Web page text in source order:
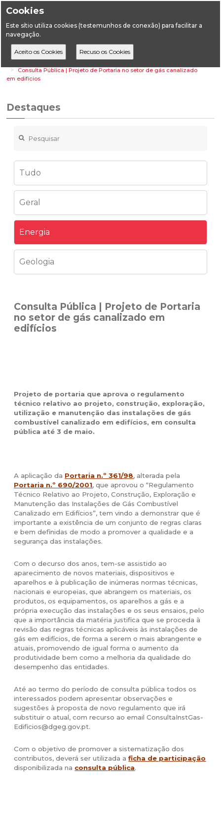
Cookies
Este sítio utiliza cookies (testemunhos de conexão) para facilitar a
navegação.
HomeDestaques
Energia
Consulta Pública | Projeto de Portaria no setor de gás canalizado
em edifícios
Destaques
Tudo
Geral
Energia
Geologia
Consulta Pública | Projeto de Portaria
no setor de gás canalizado em
edifícios
Projeto de portaria que aprova o regulamento
técnico relativo ao projeto, construção, exploração,
utilização e manutenção das instalações de gás
combustível canalizado em edifícios, em consulta
pública até 3 de maio.
A aplicação da Portaria n.º 361/98, alterada pela
Portaria n.º 690/2001, que aprovou o “Regulamento
Técnico Relativo ao Projeto, Construção, Exploração e
Manutenção das Instalações de Gás Combustível
Canalizado em Edifícios”, tem vindo a demonstrar que é
importante a existência de um conjunto de regras claras
e bem definidas de modo a promover a qualidade e a
segurança das instalações.
Com o decurso dos anos, tem-se assistido ao
aparecimento de novos materiais, dispositivos e
aparelhos e à publicação de inúmeras normas técnicas,
nacionais e europeias, que abrangem os materiais, os
produtos, os equipamentos, os aparelhos a gás e a
própria execução das instalações e os seus ensaios, pelo
que a importância da matéria justifica que se proceda à
revisão das regras técnicas aplicáveis às instalações de
gás em edifícios, de forma a serem o mais abrangente e
atuais, promovendo de igual forma o aumento da
produtividade bem como a melhoria da qualidade do
desempenho das entidades.
Até ao termo do período de consulta pública todos os
interessados podem apresentar observações e
sugestões à proposta de novo regulamento que irá
substituir o atual, com recurso ao emailConsultaInstGas-
Edificios@dgeg.gov.pt.
Com o objetivo de promover a sistematização dos
contributos, deverá ser utilizada aficha de participação
disponibilizada na consulta pública.